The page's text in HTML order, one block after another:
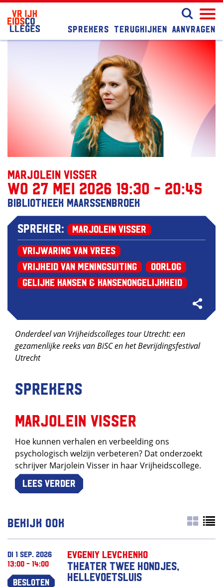
Sprekers Terugkijken Aanvragen
Marjolein Visser
wo 27 mei 2026 19:30 - 20:45
Bibliotheek Maarssenbroek
Spreker: Marjolein Visser
Vrijwaring van Vrees
Vrijheid van Meningsuiting
Oorlog
Gelijke kansen & kansenongelijkheid
Onderdeel van Vrijheidscolleges tour Utrecht: een
gezamenlijke reeks van BiSC en het Bevrijdingsfestival
Utrecht
Sprekers
Marjolein Visser
Hoe kunnen verhalen en verbeelding ons
psychologisch welzijn verbeteren? Dat onderzoekt
schrijver Marjolein Visser in haar Vrijheidscollege.
Lees verder
Bekijk ook
Evgeniy Levchenko
Theater Twee Hondjes,
Hellevoetsluis
di 1 sep. 2026
13:00 - 14:00
Besloten